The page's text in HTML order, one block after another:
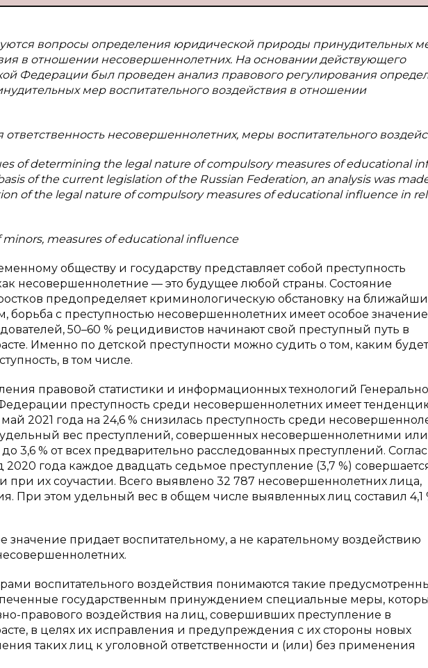
вопросы определения юридической природы принудительных
в отношении несовершеннолетних. На основании действующего
Федерации был проведен анализ правового регулирования
мер воспитательного воздействия в отношении
ответственность несовершеннолетних, меры воспитательного
of determining the legal nature of compulsory measures of educational
of the current legislation of the Russian Federation, an analysis was
of the legal nature of compulsory measures of educational influence in
measures of educational influence
обществу и государству представляет собой преступность
несовершеннолетние — это будущее любой страны. Состояние
предопределяет криминологическую обстановку на
борьба с преступностью несовершеннолетних имеет особое
50–60 % рецидивистов начинают свой преступный путь в
Именно по детской преступности можно судить о том, каким
в том числе.
правовой статистики и информационных технологий
преступность среди несовершеннолетних имеет
2021 года на 24,6 % снизилась преступность среди
удельный вес преступлений, совершенных несовершеннолетними
до 3,6 % от всех предварительно расследованных преступлений.
года каждое двадцать седьмое преступление (3,7 %)
их соучастии. Всего выявлено 32 787 несовершеннолетних лица,
При этом удельный вес в общем числе выявленных лиц составил 4,1
значение придает воспитательному, а не карательному воздействию
воспитательного воздействия понимаются такие
государственным принуждением специальные меры,
правового воздействия на лиц, совершивших преступление в
в целях их исправления и предупреждения с их стороны новых
таких лиц к уголовной ответственности и (или) без применения